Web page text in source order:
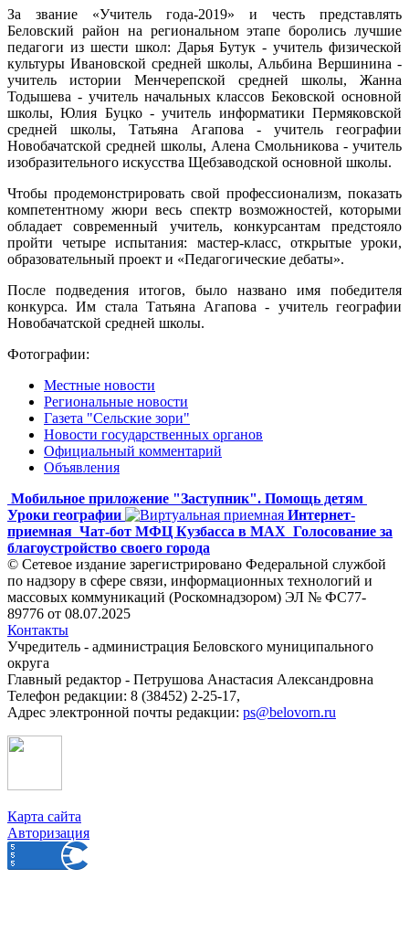
За звание «Учитель года-2019» и честь представлять
Беловский район на региональном этапе боролись лучшие
педагоги из шести школ: Дарья Бутук - учитель физической
культуры Ивановской средней школы, Альбина Вершинина -
учитель истории Менчерепской средней школы, Жанна
Тодышева - учитель начальных классов Бековской основной
школы, Юлия Буцко - учитель информатики Пермяковской
средней школы, Татьяна Агапова - учитель географии
Новобачатской средней школы, Алена Смольникова - учитель
изобразительного искусства Щебзаводской основной школы.
Чтобы продемонстрировать свой профессионализм, показать
компетентному жюри весь спектр возможностей, которыми
обладает современный учитель, конкурсантам предстояло
пройти четыре испытания: мастер-класс, открытые уроки,
образовательный проект и «Педагогические дебаты».
После подведения итогов, было названо имя победителя
конкурса. Им стала Татьяна Агапова - учитель географии
Новобачатской средней школы.
Фотографии:
Местные новости
Региональные новости
Газета "Сельские зори"
Новости государственных органов
Официальный комментарий
Объявления
Мобильное приложение "Заступник". Помощь детям
Уроки географии
Интернет-
приемная Чат-бот МФЦ Кузбасса в MAX Голосование за
благоустройство своего города
© Сетевое издание зарегистрировано Федеральной службой
по надзору в сфере связи, информационных технологий и
массовых коммуникаций (Роскомнадзором) ЭЛ № ФС77-
89776 от 08.07.2025
Контакты
Учредитель - администрация Беловского муниципального
округа
Главный редактор - Петрушова Анастасия Александровна
Телефон редакции: 8 (38452) 2-25-17,
Адрес электронной почты редакции: ps@belovorn.ru
Карта сайта
Авторизация